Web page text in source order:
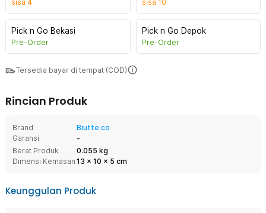
sisa 4 sisa 10
Pick n Go Bekasi
Pre-Order
Pick n Go Depok
Pre-Order
Tersedia bayar di tempat (COD)
Rincian Produk
Brand
Biutte.co
Garansi
-
Berat Produk
0.055 kg
Dimensi Kemasan 13 x 10 x 5 cm
Keunggulan Produk